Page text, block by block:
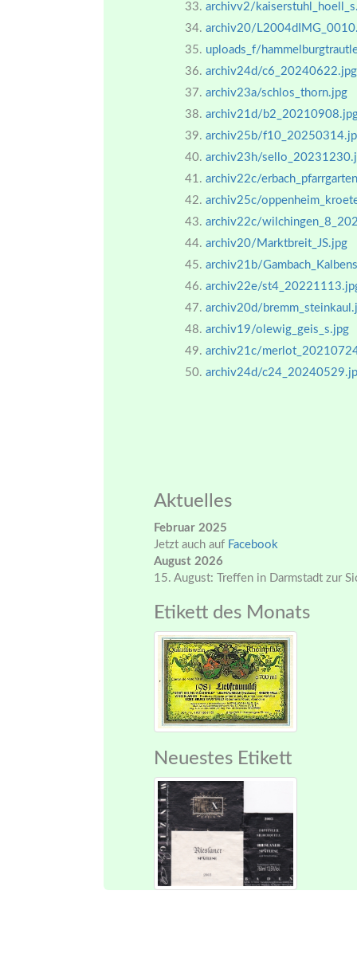
archivv2/
archiv20/
uploads_f/
archiv24d/c6_20240622.jpg
archiv23a/schlos_thorn.jpg
archiv21d/
archiv25b/
archiv23h/
archiv22c/
archiv25c/
archiv22c/
archiv20/Marktbreit_JS.jpg
archiv21b/
archiv22e/
archiv20d/
archiv19/olewig_geis_s.jpg
archiv21c/
archiv24d/
Aktuelles
Februar 2025
Jetzt auch auf Facebook
August 2026
15. August: Treffen in Darmstadt zur
Etikett des Monats
Neuestes Etikett